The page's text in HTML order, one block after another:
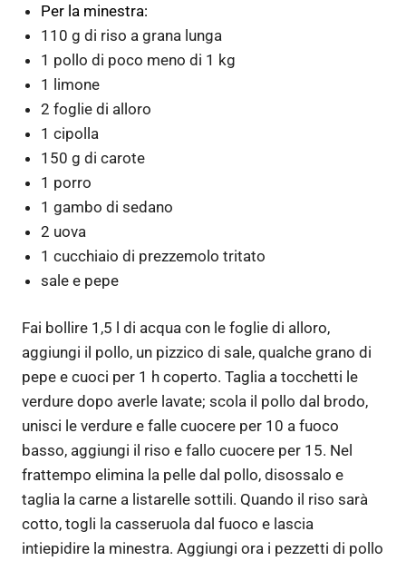
Per la minestra:
110 g di riso a grana lunga
1 pollo di poco meno di 1 kg
1 limone
2 foglie di alloro
1 cipolla
150 g di carote
1 porro
1 gambo di sedano
2 uova
1 cucchiaio di prezzemolo tritato
sale e pepe
Fai bollire 1,5 l di acqua con le foglie di alloro,
aggiungi il pollo, un pizzico di sale, qualche grano di
pepe e cuoci per 1 h coperto. Taglia a tocchetti le
verdure dopo averle lavate; scola il pollo dal brodo,
unisci le verdure e falle cuocere per 10 a fuoco
basso, aggiungi il riso e fallo cuocere per 15. Nel
frattempo elimina la pelle dal pollo, disossalo e
taglia la carne a listarelle sottili. Quando il riso sarà
cotto, togli la casseruola dal fuoco e lascia
intiepidire la minestra. Aggiungi ora i pezzetti di pollo